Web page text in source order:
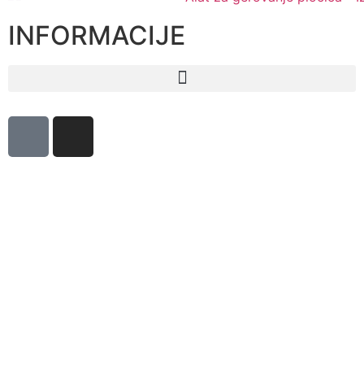
INFORMACIJE